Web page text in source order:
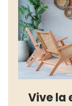
Vive la